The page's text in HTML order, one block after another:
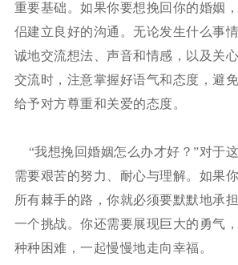
重要基础。如果你要想挽回你的婚姻
侣建立良好的沟通。无论发生什么事
诚地交流想法、声音和情感，以及关
交流时，注意掌握好语气和态度，避
给予对方尊重和关爱的态度。
“我想挽回婚姻怎么办才好？”对于
需要艰苦的努力、耐心与理解。如果
所有棘手的路，你就必须要默默地承
一个挑战。你还需要展现巨大的勇气
种种困难，一起慢慢地走向幸福。